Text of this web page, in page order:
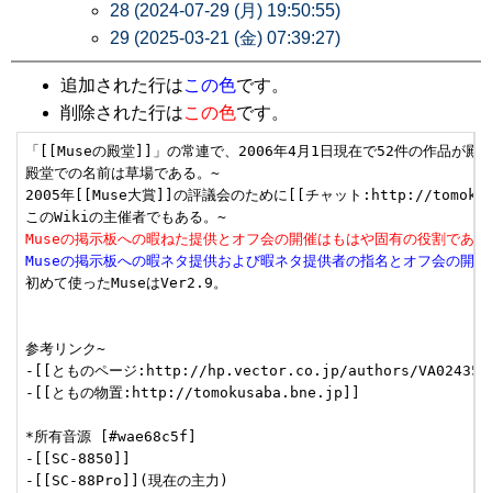
28 (2024-07-29 (月) 19:50:55)
29 (2025-03-21 (金) 07:39:27)
追加された行はこの色です。
削除された行はこの色です。
「[[Museの殿堂]]」の常連で、2006年4月1日現在で52件の作品が殿
殿堂での名前は草場である。~
2005年[[Muse大賞]]の評議会のために[[チャット:http://
このWikiの主催者でもある。~
Museの掲示板への暇ねた提供とオフ会の開催はもはや固有の役割であ
Museの掲示板への暇ネタ提供および暇ネタ提供者の指名とオフ会の開
初めて使ったMuseはVer2.9。
参考リンク~
-[[とものページ:http://hp.vector.co.jp/authors/
-[[ともの物置:http://tomokusaba.bne.jp]]
*所有音源 [#wae68c5f]
-[[SC-8850]]
-[[SC-88Pro]](現在の主力)